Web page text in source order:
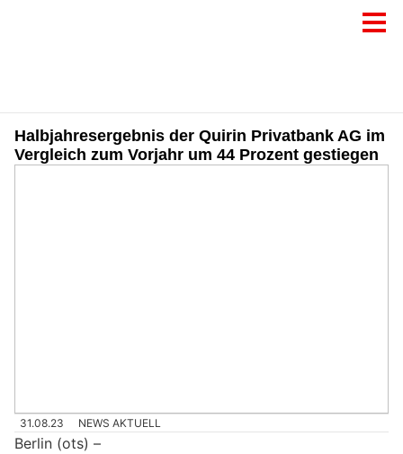
Halbjahresergebnis der Quirin Privatbank AG im
Vergleich zum Vorjahr um 44 Prozent gestiegen
31.08.23 NEWS AKTUELL
Berlin (ots) –